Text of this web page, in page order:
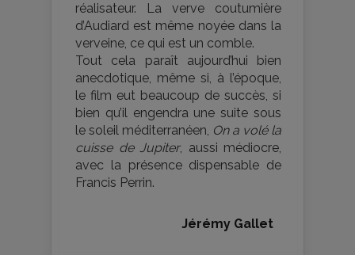
réalisateur. La verve coutumière
d’Audiard est même noyée dans la
verveine, ce qui est un comble.
Tout cela paraît aujourd’hui bien
anecdotique, même si, à l’époque,
le film eut beaucoup de succès, si
bien qu’il engendra une suite sous
le soleil méditerranéen, On a volé la
cuisse de Jupiter, aussi médiocre,
avec la présence dispensable de
Francis Perrin.
Jérémy Gallet